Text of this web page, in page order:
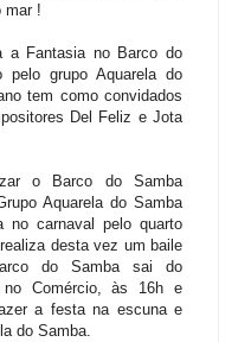
mar !
a Fantasia no Barco do
pelo grupo Aquarela do
tem como convidados
Del Feliz e Jota
o Barco do Samba
Aquarela do Samba
no carnaval pelo quarto
desta vez um baile
do Samba sai do
no Comércio, às 16h e
a festa na escuna e
do Samba.